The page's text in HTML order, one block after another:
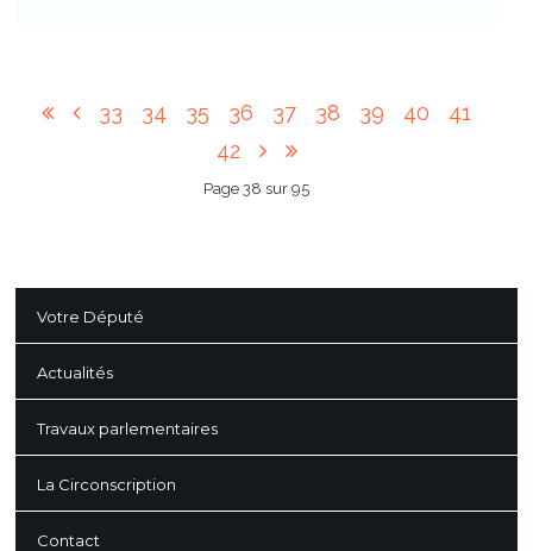
Page 38 sur 95
33 34 35 36 37 38 39 40
41
42
Votre Député
Actualités
Travaux parlementaires
La Circonscription
Contact